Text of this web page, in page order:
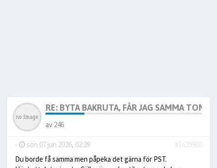
RE: BYTA BAKRUTA, FÅR JAG SAMMA
av 246
- sön 07 jun 2026, 02:29
#1629900
Du borde få samma men påpeka det gärna för PST.